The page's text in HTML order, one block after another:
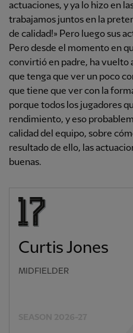
actuaciones, y ya lo hizo en
trabajamos juntos en la
de calidad!» Pero luego sus
Pero desde el momento en
convirtió en padre, ha vuelto
que tenga que ver un poco
que tiene que ver con la
porque todos los jugadores
rendimiento, y eso
calidad del equipo, sobre
resultado de ello, las
buenas.
Curtis Jones
MIDFIELDER